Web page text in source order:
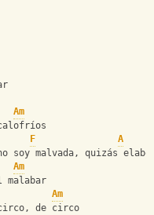
Am
F
A
soy malvada, quizás
Am
malabar
Am
circo, de circo